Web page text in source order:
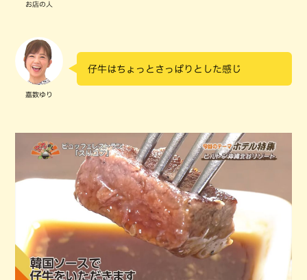
お店の人
嘉数ゆり
仔牛はちょっとさっぱりとした感じ